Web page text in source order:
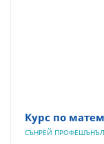
Курс по
СЪНРЕЙ ПРОФЕШЪНЪЛ